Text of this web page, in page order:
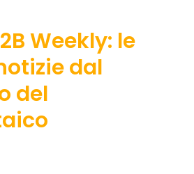
Weekly: le
dal
del